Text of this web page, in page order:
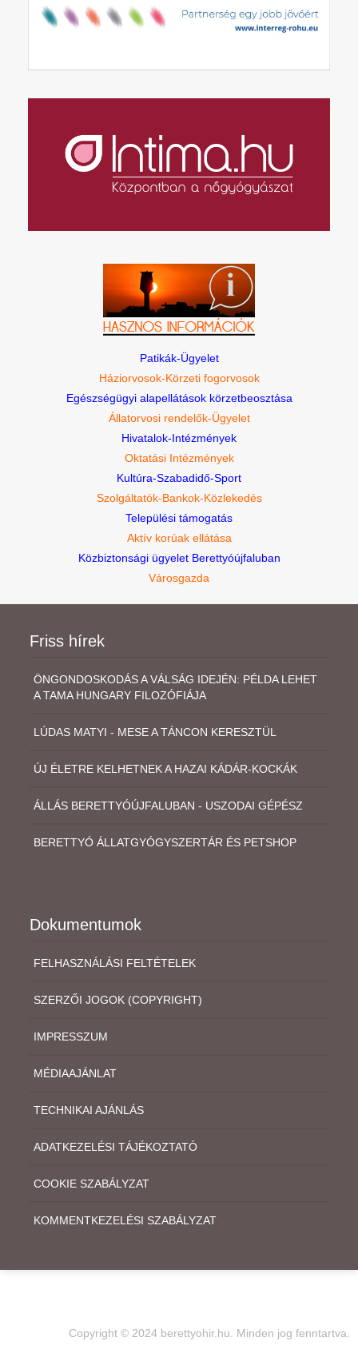
Patikák-Ügyelet
Háziorvosok-Körzeti fogorvosok
Egészségügyi alapellátások körzetbeosztása
Állatorvosi rendelők-Ügyelet
Hivatalok-Intézmények
Oktatási Intézmények
Kultúra-Szabadidő-Sport
Szolgáltatók-Bankok-Közlekedés
Települési támogatás
Aktív korúak ellátása
Közbiztonsági ügyelet Berettyóújfaluban
Városgazda
Friss hírek
ÖNGONDOSKODÁS A VÁLSÁG IDEJÉN: PÉLDA LEHET
A TAMA HUNGARY FILOZÓFIÁJA
LÚDAS MATYI - MESE A TÁNCON KERESZTÜL
ÚJ ÉLETRE KELHETNEK A HAZAI KÁDÁR-KOCKÁK
ÁLLÁS BERETTYÓÚJFALUBAN - USZODAI GÉPÉSZ
BERETTYÓ ÁLLATGYÓGYSZERTÁR ÉS PETSHOP
Dokumentumok
FELHASZNÁLÁSI FELTÉTELEK
SZERZŐI JOGOK (COPYRIGHT)
IMPRESSZUM
MÉDIAAJÁNLAT
TECHNIKAI AJÁNLÁS
ADATKEZELÉSI TÁJÉKOZTATÓ
COOKIE SZABÁLYZAT
KOMMENTKEZELÉSI SZABÁLYZAT
Copyright © 2024 berettyohir.hu. Minden jog fenntartva.